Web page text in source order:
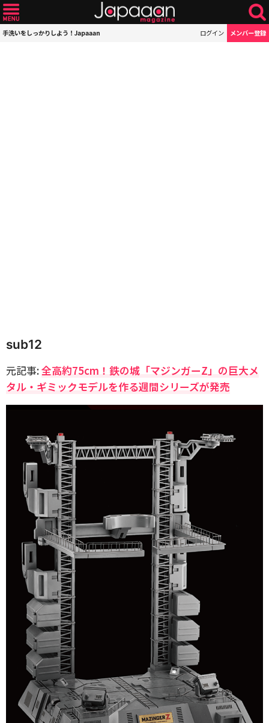
手洗いをしっかりしよう！Japaaan ログイン メンバー登録
sub12
元記事:全高約75cm！鉄の城「マジンガーZ」の巨大メ
タル・ギミックモデルを作る週間シリーズが発売